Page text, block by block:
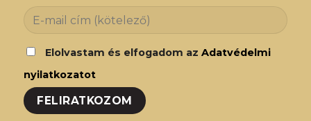
Elolvastam és elfogadom az Adatvédelmi
nyilatkozatot